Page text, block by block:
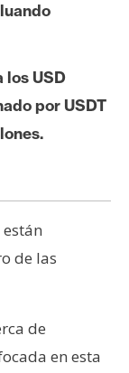
los USD
por USDT
de las
de
en esta